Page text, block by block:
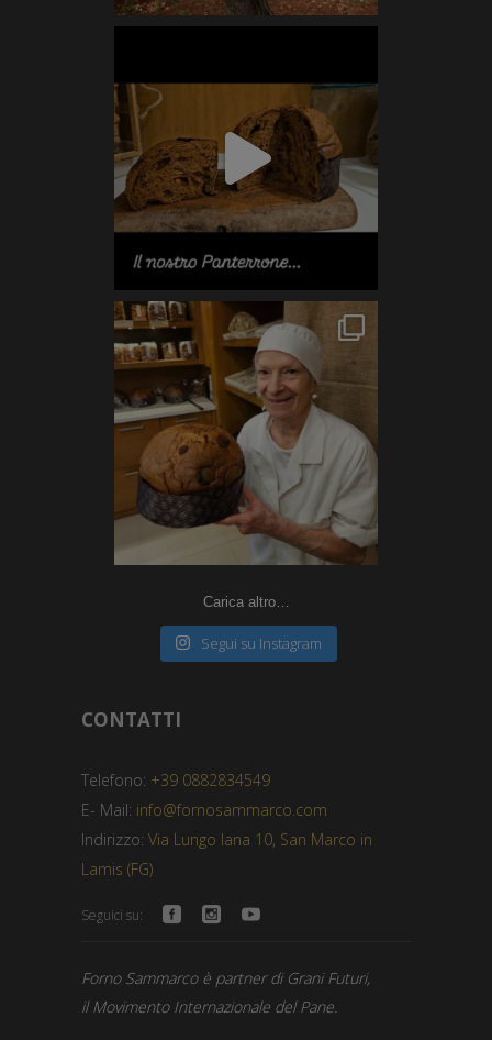
Carica altro…
Segui su Instagram
CONTATTI
Telefono: +39 0882834549
E- Mail: info@fornosammarco.com
Indirizzo: Via Lungo Iana 10, San Marco in
Lamis (FG)
Seguici su:
Forno Sammarco è partner di Grani Futuri,
il Movimento Internazionale del Pane.